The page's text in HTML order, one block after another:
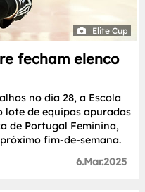
Elite Cup
fecham elenco
no dia 28, a Escola
de equipas apuradas
de Portugal Feminina,
fim-de-semana.
6.Mar.2025